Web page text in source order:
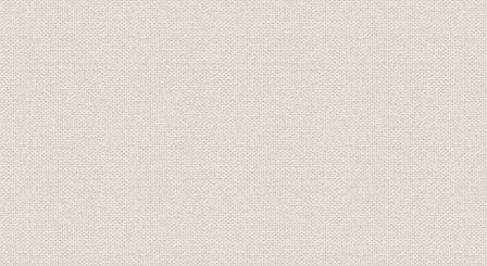
関係会社 関係会社一覧 昭和62年
関係会社 関係会社概要